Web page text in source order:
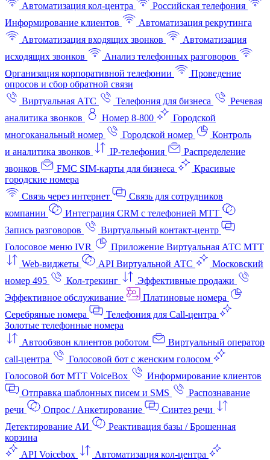
Автоматизация кол-центра
Российская телефония
Информирование клиентов
Автоматизация рекрутинга
Автоматизация входящих звонков
Автоматизация
исходящих звонков
Анализ телефонных разговоров
Организация корпоративной телефонии
Проведение
опросов и сбор обратной связи
Виртуальная АТС
Телефония для бизнеса
Речевая
аналитика звонков
Номер 8-800
Городской
многоканальный номер
Городской номер
Контроль
и аналитика звонков
IP-телефония
Распределение
звонков
FMC SIM-карты для бизнеса
Красивые
городские номера
Связь через интернет
Связь для сотрудников
компании
Интеграция CRM с телефонией МТТ
Запись разговоров
Виртуальный контакт‑центр
Голосовое меню IVR
Приложение Виртуальная АТС МТТ
Web-виджеты
API Виртуальной АТС
Московский
номер 495
Кол-трекинг
Эффективные продажи
Эффективное обслуживание
Платиновые номера
Серебряные номера
Телефония для Call-центра
Золотые телефонные номера
Автообзвон клиентов роботом
Виртуальный оператор
call-центра
Голосовой бот с женским голосом
Голосовой бот МТТ VoiceBox
Информирование клиентов
Отправка шаблонных писем и SMS
Распознавание
речи
Опрос / Анкетирование
Синтез речи
Детектирование АИ
Реактивация базы / Брошенная
корзина
API Voicebox
Автоматизация кол‑центра